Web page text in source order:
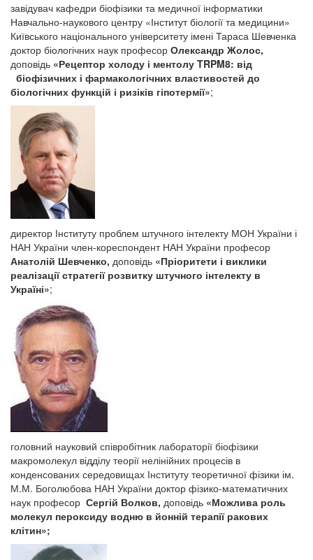
завідувач кафедри біофізики та медичної інформатики
Навчально-наукового центру «Інститут біології та медицини»
Київського національного університету імені Тараса Шевченка
доктор біологічних наук професор Олександр Жолос,
доповідь «Рецептор холоду і ментолу TRPM8: від
біофізичних і фармакологічних властивостей до
біологічних функцій і ризіків гіпотермії»;
директор Інституту проблем штучного інтелекту МОН України і
НАН України член-кореспондент НАН України професор
Анатолій Шевченко, доповідь «Пріоритети і виклики
реалізації стратегії розвитку штучного інтелекту в
Україні»;
головний науковий співробітник лабораторії біофізики
макромолекул відділу теорії нелінійних процесів в
конденсованих середовищах Інституту теоретичної фізики ім.
М.М. Боголюбова НАН України доктор фізико-математичних
наук професор Сергій Волков, доповідь «Можлива роль
молекул пероксиду водню в йонній терапії ракових
клітин»;